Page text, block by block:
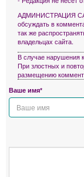
АДМИНИСТРАЦИЯ
обсуждать в
так же
владельцах сайта.
В случае нарушения
При злостных и
размещению
Ваше имя*